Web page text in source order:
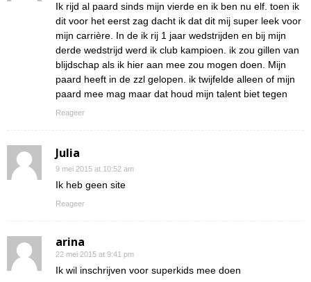
Ik rijd al paard sinds mijn vierde en ik ben nu elf. toen ik
dit voor het eerst zag dacht ik dat dit mij super leek voor
mijn carrière. In de ik rij 1 jaar wedstrijden en bij mijn
derde wedstrijd werd ik club kampioen. ik zou gillen van
blijdschap als ik hier aan mee zou mogen doen. Mijn
paard heeft in de zzl gelopen. ik twijfelde alleen of mijn
paard mee mag maar dat houd mijn talent biet tegen
Reageer
Julia
9 mei 2015 at 10:52 am
Ik heb geen site
Reageer
arina
22 mei 2015 at 9:41 pm
Ik wil inschrijven voor superkids mee doen